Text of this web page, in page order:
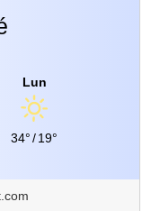
Lun
34°/19°